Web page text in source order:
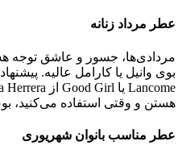
عطر مرداد زنانه
مردادی‌ها، جسور و عاشق توجه
هستن و وقتی استفاده می‌کنید،
عطر مناسب بانوان شهریوری